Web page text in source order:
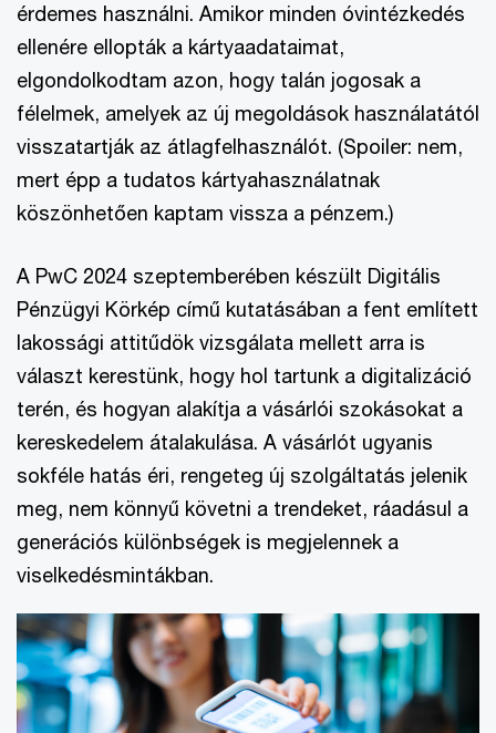
érdemes használni. Amikor minden óvintézkedés
ellenére ellopták a kártyaadataimat,
elgondolkodtam azon, hogy talán jogosak a
félelmek, amelyek az új megoldások használatától
visszatartják az átlagfelhasználót. (Spoiler: nem,
mert épp a tudatos kártyahasználatnak
köszönhetően kaptam vissza a pénzem.)
A PwC 2024 szeptemberében készült Digitális
Pénzügyi Körkép című kutatásában a fent említett
lakossági attitűdök vizsgálata mellett arra is
választ kerestünk, hogy hol tartunk a digitalizáció
terén, és hogyan alakítja a vásárlói szokásokat a
kereskedelem átalakulása. A vásárlót ugyanis
sokféle hatás éri, rengeteg új szolgáltatás jelenik
meg, nem könnyű követni a trendeket, ráadásul a
generációs különbségek is megjelennek a
viselkedésmintákban.